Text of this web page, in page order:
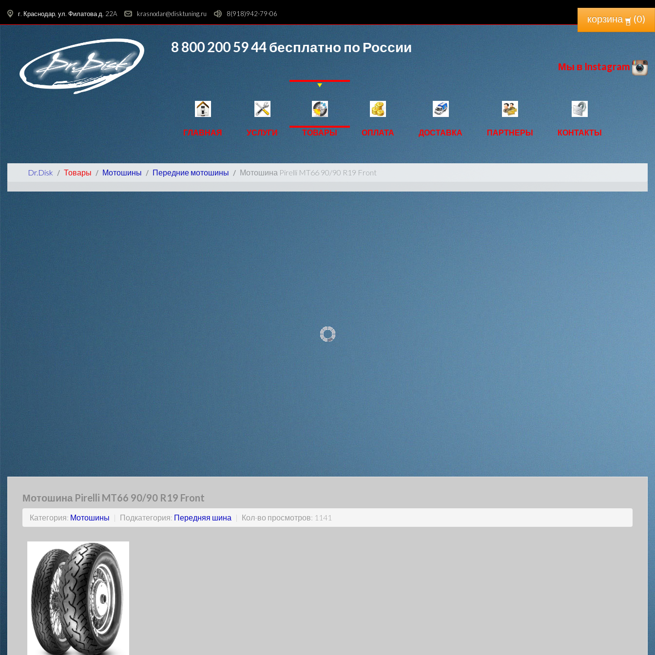
г. Краснодар, ул. Филатова д. 22A krasnodar@disktuning.ru 8(918)942-79-06 корзина (0)
8 800 200 59 44бесплатно по России
Мы в Instagram
ГЛАВНАЯ УСЛУГИ ТОВАРЫ ОПЛАТА ДОСТАВКА ПАРТНЕРЫ КОНТАКТЫ
Dr.Disk Товары Мотошины Передние мотошины Мотошина Pirelli MT66 90/90 R19 Front
Мотошина Pirelli MT66 90/90 R19 Front
Категория: Мотошины | Подкатегория: Передняя шина | Кол-во просмотров: 1141